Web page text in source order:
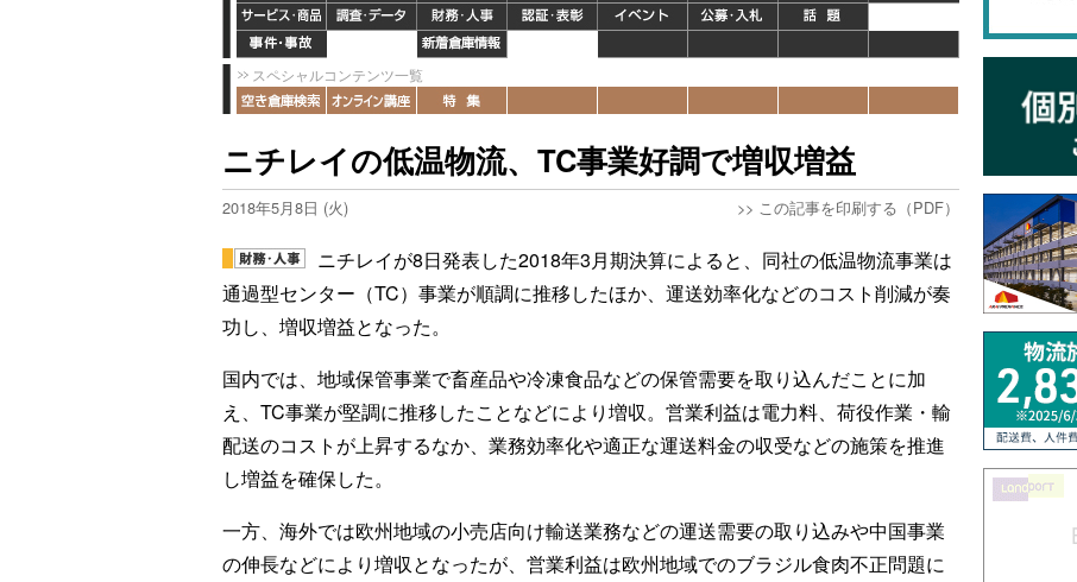
スペシャルコンテンツ一覧
ニチレイの低温物流、TC事業好調で増収増益
2018年5月8日 (火) >> この記事を印刷する（PDF）
ニチレイが8日発表した2018年3月期決算によると、同社の低温物流事業は
通過型センター（TC）事業が順調に推移したほか、運送効率化などのコスト削減が奏
功し、増収増益となった。
国内では、地域保管事業で畜産品や冷凍食品などの保管需要を取り込んだことに加
え、TC事業が堅調に推移したことなどにより増収。営業利益は電力料、荷役作業・輸
配送のコストが上昇するなか、業務効率化や適正な運送料金の収受などの施策を推進
し増益を確保した。
一方、海外では欧州地域の小売店向け輸送業務などの運送需要の取り込みや中国事業
の伸長などにより増収となったが、営業利益は欧州地域でのブラジル食肉不正問題に